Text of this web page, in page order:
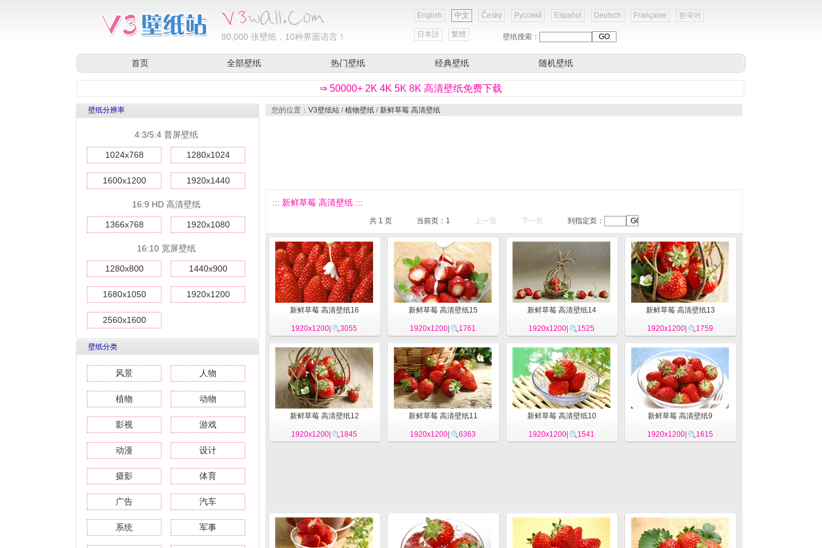
80,000 张壁纸，10种界面语言！
English 中文 Český Русский Español Deutsch Française 한국어
日本語 繁體 壁纸搜索：
首页 全部壁纸 热门壁纸 经典壁纸 随机壁纸
⇒ 50000+ 2K 4K 5K 8K 高清壁纸免费下载
壁纸分辨率
4:3/5:4 普屏壁纸
1024x768 1280x1024
1600x1200 1920x1440
16:9 HD 高清壁纸
1366x768 1920x1080
16:10 宽屏壁纸
1280x800 1440x900
1680x1050 1920x1200
2560x1600
壁纸分类
风景 人物
植物 动物
影视 游戏
动漫 设计
摄影 体育
广告 汽车
系统 军事
您的位置： V3壁纸站 /植物壁纸 / 新鲜草莓 高清壁纸
::: 新鲜草莓 高清壁纸 :::
共 1 页 当前页： 1 上一页 下一页 到指定页：
新鲜草莓 高清壁纸16
1920x1200 3055
新鲜草莓 高清壁纸15
1920x1200 1761
新鲜草莓 高清壁纸14
1920x1200 1525
新鲜草莓 高清壁纸13
1920x1200 1759
新鲜草莓 高清壁纸12
1920x1200 1845
新鲜草莓 高清壁纸11
1920x1200 6363
新鲜草莓 高清壁纸10
1920x1200 1541
新鲜草莓 高清壁纸9
1920x1200 1615